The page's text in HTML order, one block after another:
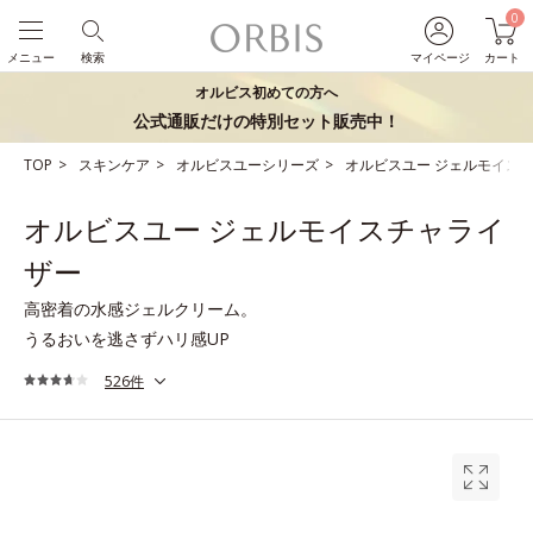
マイページ
0
カート
検索
メニュー
オルビス初めての方へ
公式通販だけの特別セット販売中！
TOP スキンケア オルビスユーシリーズ オルビスユー ジェルモイス
オルビスユー ジェルモイスチャライ
ザー
高密着の水感ジェルクリーム。
うるおいを逃さずハリ感UP
526件